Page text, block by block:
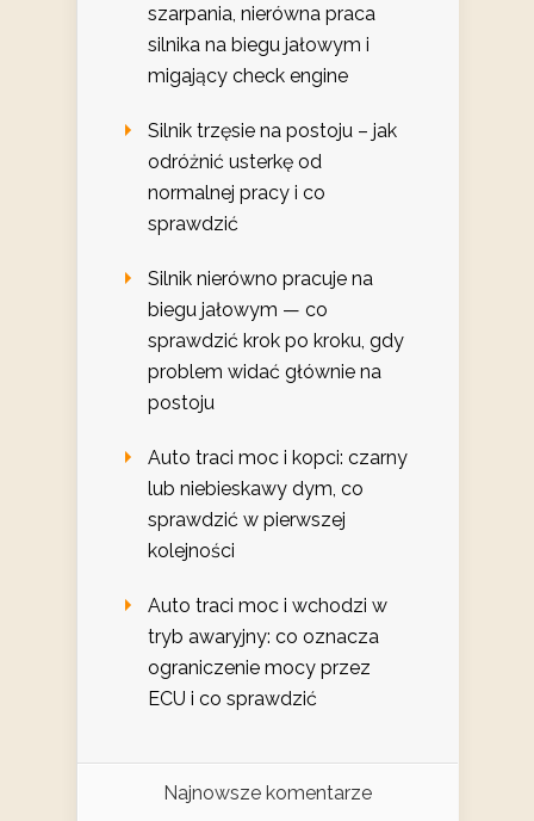
szarpania, nierówna praca
silnika na biegu jałowym i
migający check engine
Silnik trzęsie na postoju – jak
odróżnić usterkę od
normalnej pracy i co
sprawdzić
Silnik nierówno pracuje na
biegu jałowym — co
sprawdzić krok po kroku, gdy
problem widać głównie na
postoju
Auto traci moc i kopci: czarny
lub niebieskawy dym, co
sprawdzić w pierwszej
kolejności
Auto traci moc i wchodzi w
tryb awaryjny: co oznacza
ograniczenie mocy przez
ECU i co sprawdzić
Najnowsze komentarze